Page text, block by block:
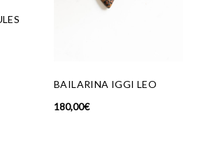
BAILARINA IGGI LEO
180,00€